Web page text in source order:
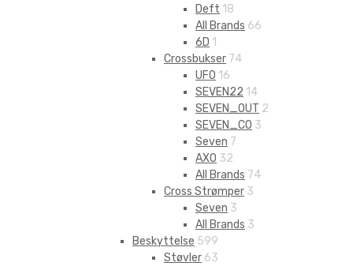
Deft 18
All Brands 66
6D 1
Crossbukser 74
UFO 16
SEVEN22 14
SEVEN_OUT 2
SEVEN_CO 3
Seven 7
AXO 32
All Brands 74
Cross Strømper 3
Seven 3
All Brands 3
Beskyttelse 599
Støvler 63